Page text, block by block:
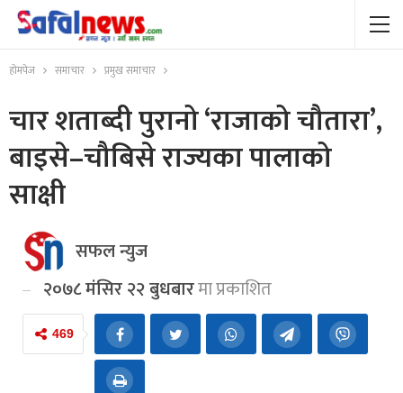
होमपेज समाचार प्रमुख समाचार
चार शताब्दी पुरानो ‘राजाको चौतारा’,
बाइसे–चौबिसे राज्यका पालाको
साक्षी
सफल न्युज
२०७८ मंसिर २२ बुधबारमा प्रकाशित
469